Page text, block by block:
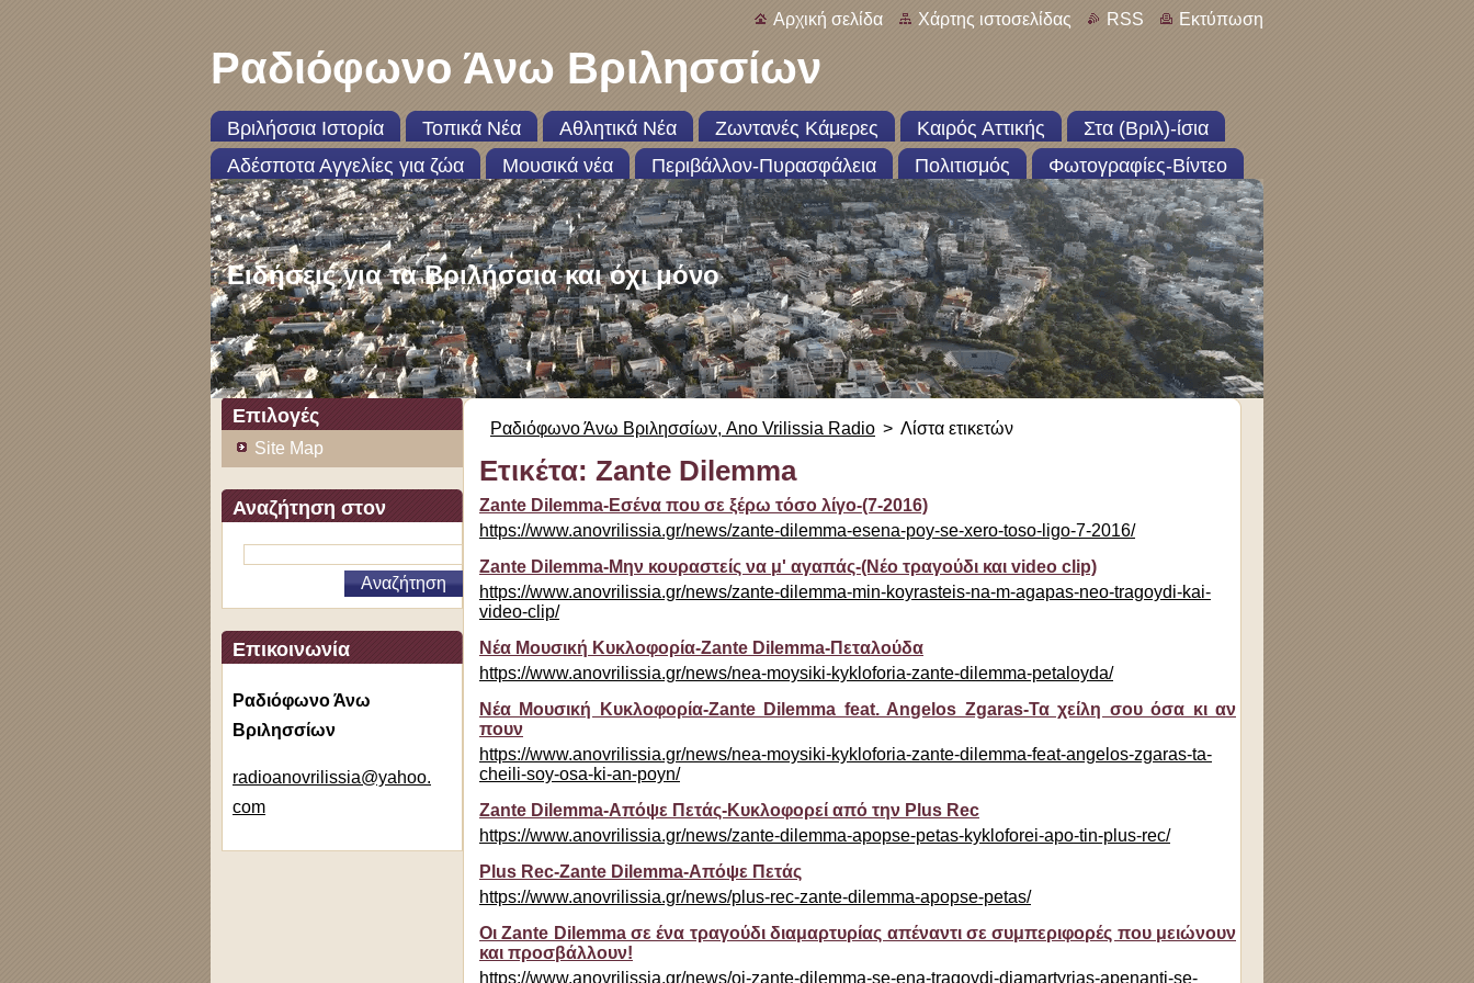
Αρχική σελίδα Χάρτης ιστοσελίδας RSS Εκτύπωση
Ραδιόφωνο Άνω Βριλησσίων
Βριλήσσια Ιστορία Τοπικά Νέα Αθλητικά Νέα Ζωντανές Κάμερες Καιρός Αττικής
Στα (Βριλ)-ίσια
Αδέσποτα Αγγελίες για ζώα
Μουσικά νέα Περιβάλλον-Πυρασφάλεια Πολιτισμός Φωτογραφίες-Βίντεο
Ειδήσεις για τα Βριλήσσια και όχι μόνο
Επιλογές
Site Map
Αναζήτηση στον
ιστότοπο
Επικοινωνία
Ραδιόφωνο Άνω
Βριλησσίων
radioanovrilissia@yahoo.
com
Ραδιόφωνο Άνω Βριλησσίων, Ano Vrilissia Radio > Λίστα ετικετών
Ετικέτα: Zante Dilemma
Zante Dilemma-Εσένα που σε ξέρω τόσο λίγο-(7-2016)
https://www.anovrilissia.gr/news/zante-dilemma-esena-poy-se-xero-toso-ligo-7-2016/
Zante Dilemma-Μην κουραστείς να μ' αγαπάς-(Νέο τραγούδι και video clip)
https://www.anovrilissia.gr/news/zante-dilemma-min-koyrasteis-na-m-agapas-neo-tragoydi-kai-
video-clip/
Νέα Μουσική Κυκλοφορία-Zante Dilemma-Πεταλούδα
https://www.anovrilissia.gr/news/nea-moysiki-kykloforia-zante-dilemma-petaloyda/
Νέα Μουσική Κυκλοφορία-Zante Dilemma feat. Angelos Zgaras-Τα χείλη σου όσα κι αν
πουν
https://www.anovrilissia.gr/news/nea-moysiki-kykloforia-zante-dilemma-feat-angelos-zgaras-ta-
cheili-soy-osa-ki-an-poyn/
Zante Dilemma-Απόψε Πετάς-Κυκλοφορεί από την Plus Rec
https://www.anovrilissia.gr/news/zante-dilemma-apopse-petas-kykloforei-apo-tin-plus-rec/
Plus Rec-Zante Dilemma-Απόψε Πετάς
https://www.anovrilissia.gr/news/plus-rec-zante-dilemma-apopse-petas/
Οι Zante Dilemma σε ένα τραγούδι διαμαρτυρίας απέναντι σε συμπεριφορές που μειώνουν
και προσβάλλουν!
https://www.anovrilissia.gr/news/oi-zante-dilemma-se-ena-tragoydi-diamartyrias-apenanti-se-